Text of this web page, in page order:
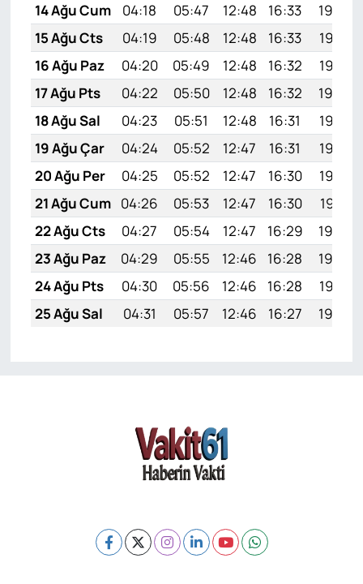
14 Ağu Cum
04:18 05:47 12:48 16:33
19:40
15 Ağu Cts
04:19 05:48 12:48 16:33
19:38
16 Ağu Paz
04:20 05:49 12:48 16:32
19:37
17 Ağu Pts
04:22 05:50 12:48 16:32
19:36
18 Ağu Sal
04:23 05:51 12:48 16:31
19:35
19 Ağu Çar
04:24 05:52 12:47 16:31
19:33
20 Ağu Per
04:25 05:52 12:47 16:30
19:32
21 Ağu Cum 04:26 05:53 12:47 16:30
19:31
22 Ağu Cts
04:27 05:54 12:47 16:29
19:29
23 Ağu Paz
04:29 05:55 12:46 16:28
19:28
24 Ağu Pts
04:30 05:56 12:46 16:28
19:27
25 Ağu Sal
04:31 05:57 12:46 16:27 19:25